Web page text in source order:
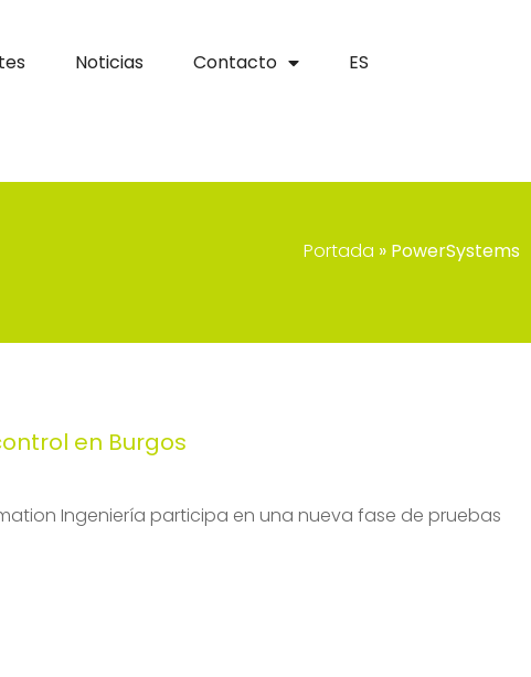
Noticias Contacto ES
Portada » PowerSystems
en Burgos
Ingeniería participa en una nueva fase de pruebas